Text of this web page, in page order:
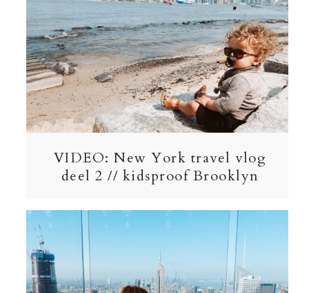
VIDEO: New York travel vlog
deel 2 // kidsproof Brooklyn